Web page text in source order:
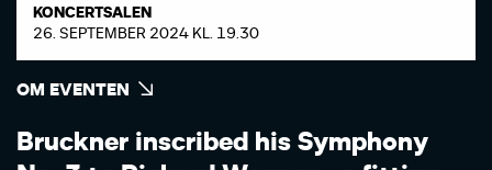
KONCERTSALEN
26. SEPTEMBER 2024 KL. 19.30
OM EVENTEN
Bruckner inscribed his Symphony